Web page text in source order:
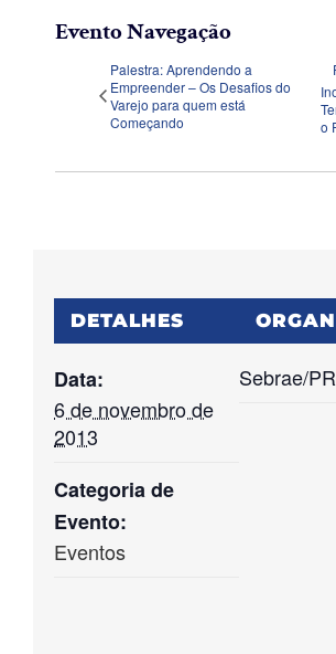
Evento Navegação
Palestra: Aprendendo a
Empreender – Os Desafios do
Varejo para quem está
Começando
o
DETALHES
Data:
6 de novembro de
2013
Categoria de
Evento:
Eventos
Sebrae/PR